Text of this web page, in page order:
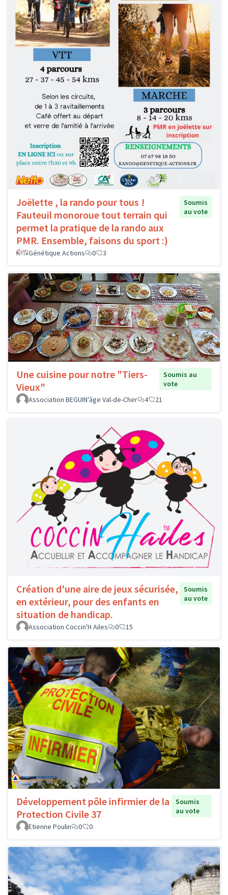
Joëlette , la rando pour tous !
Fauteuil monoroue tout terrain qui
permet la pratique de la rando aux
PMR. Ensemble, faisons du sport :)
Soumis
au vote
Génétique Actions 0 3
Une cuisine pour notre "Tiers-
Vieux"
Soumis au
vote
Association BEGUIN'âge Val-de-Cher
4 21
Création d'une aire de jeux sécurisée,
en extérieur, pour des enfants en
situation de handicap.
Soumis
au vote
Association Coccin'H Ailes 0 15
Développement pôle infirmier de la
Protection Civile 37
Soumis
au vote
Etienne Poulin
0 0